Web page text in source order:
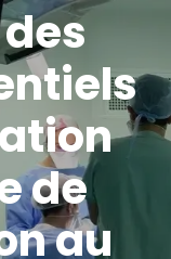
de
au